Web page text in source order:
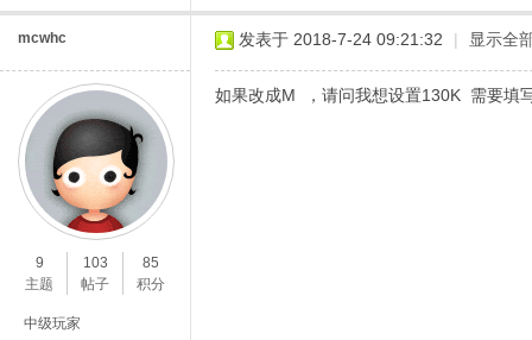
mcwhc
9
主题
103
帖子
85
积分
中级玩家
发表于 2018-7-24 09:21:32 | 显示全
如果改成M ，请问我想设置130K 需要填